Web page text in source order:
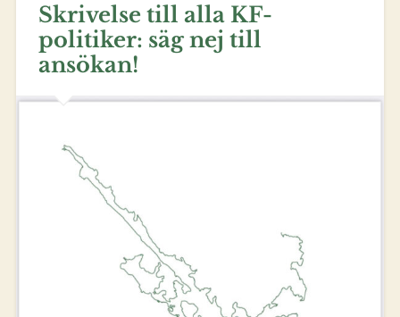
Skrivelse till alla KF-
politiker: säg nej till
ansökan!